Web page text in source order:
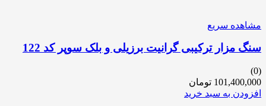
مشاهده سریع
سنگ مزار ترکیبی گرانیت برزیلی و بلک سوپر کد 122
(0)
101,400,000 تومان
افزودن به سبد خرید